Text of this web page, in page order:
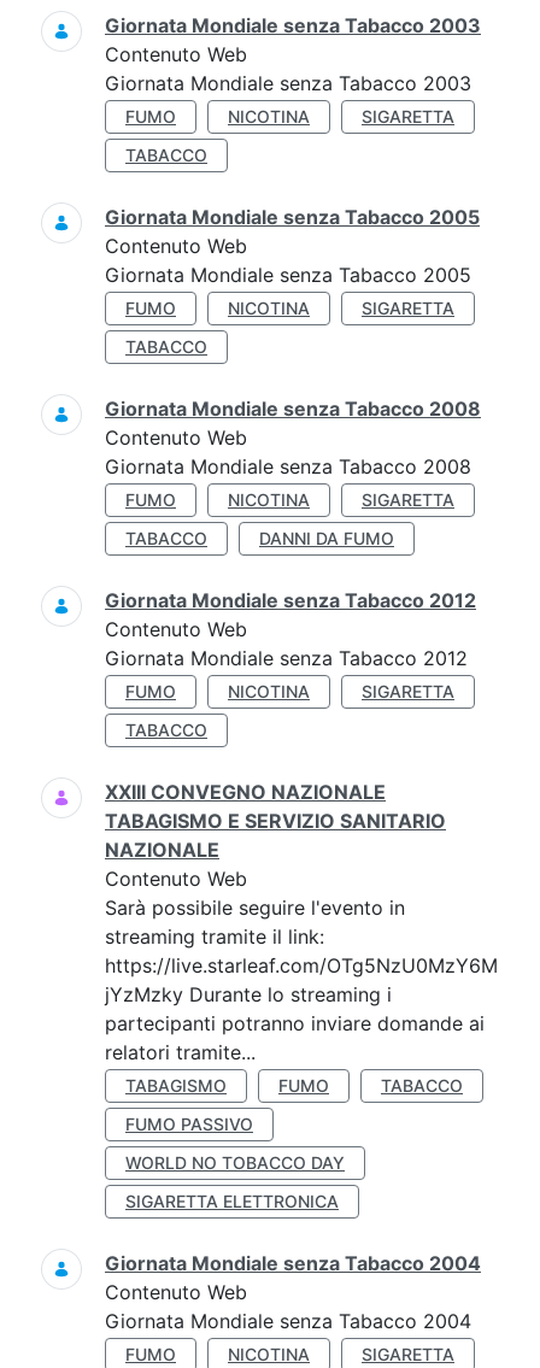
Giornata Mondiale senza Tabacco 2003
Contenuto Web
Giornata Mondiale senza Tabacco 2003
FUMO NICOTINA
SIGARETTA
TABACCO
Giornata Mondiale senza Tabacco 2005
Contenuto Web
Giornata Mondiale senza Tabacco 2005
FUMO NICOTINA
SIGARETTA
TABACCO
Giornata Mondiale senza Tabacco 2008
Contenuto Web
Giornata Mondiale senza Tabacco 2008
FUMO NICOTINA
SIGARETTA
TABACCO
DANNI DA FUMO
Giornata Mondiale senza Tabacco 2012
Contenuto Web
Giornata Mondiale senza Tabacco 2012
FUMO NICOTINA
SIGARETTA
TABACCO
XXIII CONVEGNO NAZIONALE
TABAGISMO E SERVIZIO SANITARIO
NAZIONALE
Contenuto Web
Sarà possibile seguire l'evento in
streaming tramite il link:
https://live.starleaf.com/OTg5NzU0MzY6M
jYzMzky Durante lo streaming i
partecipanti potranno inviare domande ai
relatori tramite...
TABAGISMO FUMO
TABACCO
FUMO PASSIVO
WORLD NO TOBACCO DAY
SIGARETTA ELETTRONICA
Giornata Mondiale senza Tabacco 2004
Contenuto Web
Giornata Mondiale senza Tabacco 2004
FUMO NICOTINA SIGARETTA